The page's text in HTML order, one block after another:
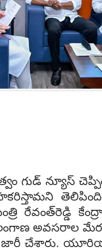
గుడ్ న్యూస్
రేవంత్‌రెడ్డి
అవసరాల మేరకు
జారీ చేశారు.